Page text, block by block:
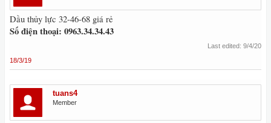
Dầu thủy lực 32-46-68 giá rẻ
Số điện thoại: 0963.34.34.43
Last edited: 9/4/20
18/3/19
tuans4
Member